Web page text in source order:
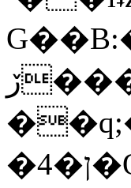
ڒ���n����%J^�}